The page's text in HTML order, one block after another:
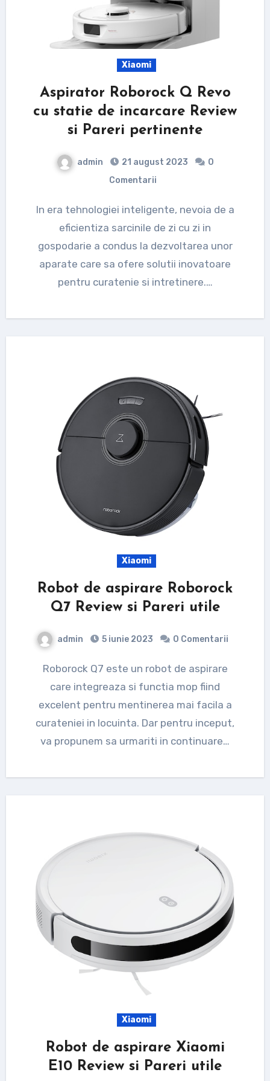
Xiaomi
Aspirator Roborock Q Revo
cu statie de incarcare Review
si Pareri pertinente
admin 21 august 2023
0
Comentarii
In era tehnologiei inteligente, nevoia de a
eficientiza sarcinile de zi cu zi in
gospodarie a condus la dezvoltarea unor
aparate care sa ofere solutii inovatoare
pentru curatenie si intretinere.…
Xiaomi
Robot de aspirare Roborock
Q7 Review si Pareri utile
admin 5 iunie 2023 0 Comentarii
Roborock Q7 este un robot de aspirare
care integreaza si functia mop fiind
excelent pentru mentinerea mai facila a
curateniei in locuinta. Dar pentru inceput,
va propunem sa urmariti in continuare…
Xiaomi
Robot de aspirare Xiaomi
E10 Review si Pareri utile